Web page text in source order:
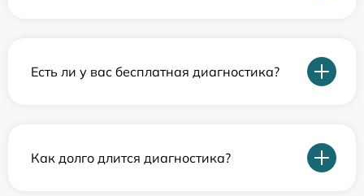
Есть ли у вас бесплатная диагностика?
Как долго длится диагностика?